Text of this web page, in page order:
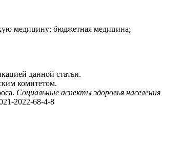
медицину; бюджетная медицина;
данной статьи.
комитетом.
Социальные аспекты здоровья населения
2022-68-4-8